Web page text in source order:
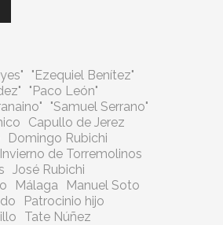
"Ezequiel Benítez"
"Paco León"
"Samuel Serrano"
Capullo de Jerez
Domingo Rubichi
de Torremolinos
José Rubichi
Málaga
Manuel Soto
Patrocinio hijo
Tate Núñez